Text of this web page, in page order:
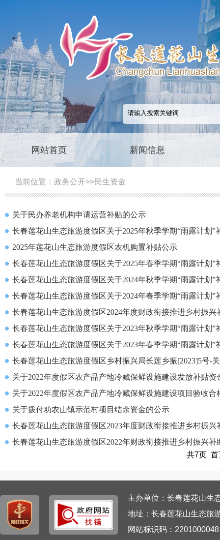
网站首页 新闻信息
当前位置： 政务公开>>民生资金
关于民办养老机构申请运营补贴的公示
长春莲花山生态旅游度假区关于2025年秋季学期“雨露计划”
2025年莲花山生态旅游度假区农机购置补贴公示
长春莲花山生态旅游度假区关于2025年春季学期“雨露计划”
长春莲花山生态旅游度假区关于2024年秋季学期“雨露计划”
长春莲花山生态旅游度假区关于2024年春季学期“雨露计划”
长春莲花山生态旅游度假区2024年度财政衔接推进乡村振兴
长春莲花山生态旅游度假区关于2023年秋季学期“雨露计划”
长春莲花山生态旅游度假区关于2023年春季学期“雨露计划”
长春莲花山生态旅游度假区乡村振兴局长莲乡振[2023]5号-
关于2022年度假区农产品产地冷藏保鲜设施建设发放补贴资
关于2022年度假区农产品产地冷藏保鲜设施建设项目验收合
关于拨付劝农山镇示范村项目结余资金的公示
长春莲花山生态旅游度假区2023年度财政衔接推进乡村振兴
长春莲花山生态旅游度假区2022年财政衔接推进乡村振兴
共7页
主办单位：长春莲花山生
地址：长春莲花山生态旅
网站标识码：